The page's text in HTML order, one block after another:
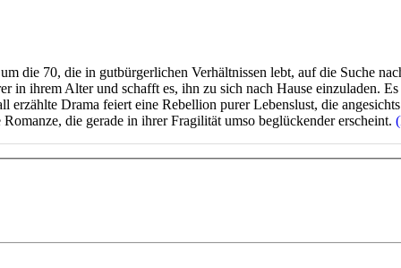
die 70, die in gutbürgerlichen Verhältnissen lebt, auf die Suche
in ihrem Alter und schafft es, ihn zu sich nach Hause einzuladen.
Drama feiert eine Rebellion purer Lebenslust, die
die gerade in ihrer Fragilität umso beglückender erscheint.